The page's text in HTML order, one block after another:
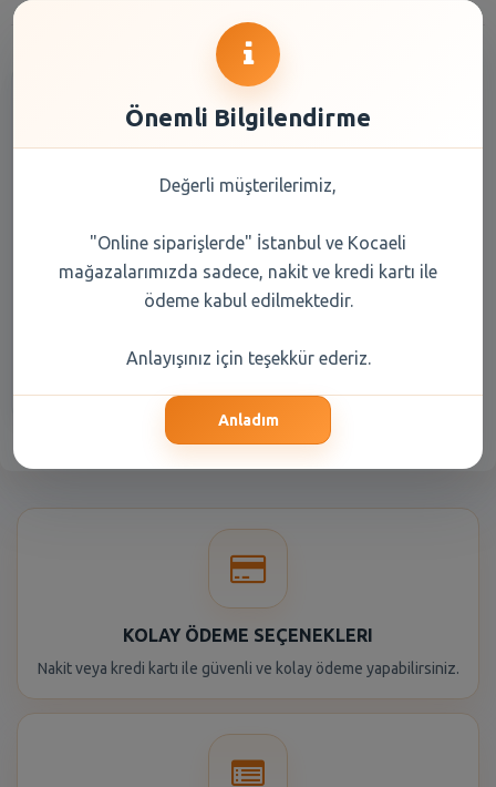
VieN Desenli Kağıt Maske 25
Gr
KOLAY ÖDEME SEÇENEKLERI
Nakit veya kredi kartı ile güvenli ve kolay ödeme yapabilirsiniz.
Önemli Bilgilendirme
Değerli müşterilerimiz,
"Online siparişlerde" İstanbul ve Kocaeli
mağazalarımızda sadece, nakit ve kredi kartı ile
ödeme kabul edilmektedir.
Anlayışınız için teşekkür ederiz.
Anladım